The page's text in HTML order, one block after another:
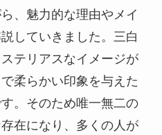
、魅力的な理由やメイ
していきました。三白
テリアスなイメージが
柔らかい印象を与えた
。そのため唯一無二の
在になり、多くの人が